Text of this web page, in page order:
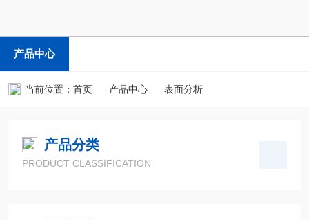
产品中心
当前位置： 首页 产品中心 表面分析
产品分类
PRODUCT CLASSIFICATION